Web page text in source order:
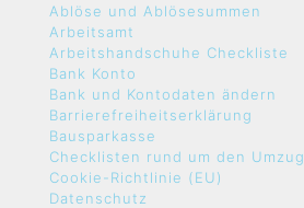
Ablöse und Ablösesummen
Arbeitsamt
Arbeitshandschuhe Checkliste
Bank Konto
Bank und Kontodaten ändern
Barrierefreiheitserklärung
Bausparkasse
Checklisten rund um den Umzug
Cookie-Richtlinie (EU)
Datenschutz